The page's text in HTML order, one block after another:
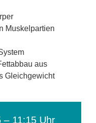
Muskelpartien
aus
Gleichgewicht
– 11:15 Uhr